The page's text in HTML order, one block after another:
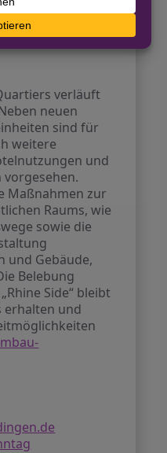
für urbane
verläuft
neuen
sind für
weitere
und
Maßnahmen zur
Raums, wie
sowie die
und Gebäude,
Belebung
Side“ bleibt
erhalten und